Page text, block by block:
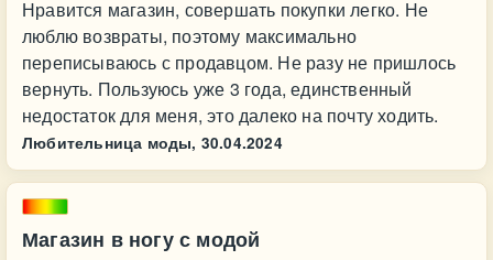
Нравится магазин, совершать покупки легко. Не
люблю возвраты, поэтому максимально
переписываюсь с продавцом. Не разу не пришлось
вернуть. Пользуюсь уже 3 года, единственный
недостаток для меня, это далеко на почту ходить.
Любительница моды, 30.04.2024
Магазин в ногу с модой